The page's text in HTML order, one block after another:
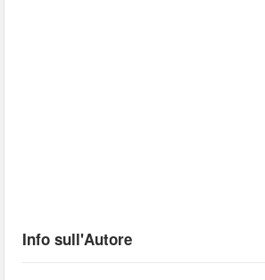
Info sull'Autore